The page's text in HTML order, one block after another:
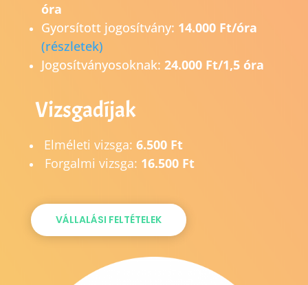
óra
Gyorsított jogosítvány: 14.000 Ft/óra
(részletek)
Jogosítványosoknak: 24.000 Ft/1,5 óra
Vizsgadíjak
Elméleti vizsga: 6.500 Ft
Forgalmi vizsga: 16.500 Ft
VÁLLALÁSI FELTÉTELEK